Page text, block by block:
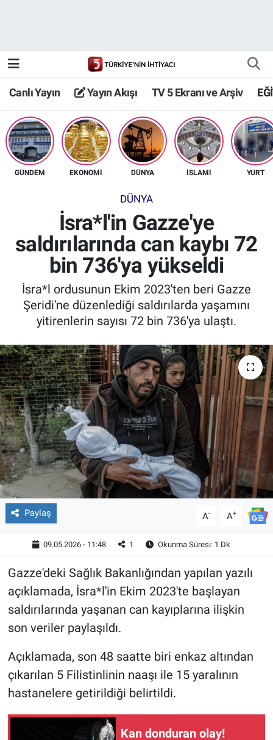
Canlı Yayın Yayın Akışı TV 5 Ekranı ve Arşiv
GÜNDEM EKONOMİ DÜNYA İSLAMİ YURT
DÜNYA
İsra*l'in Gazze'ye
saldırılarında can kaybı 72
bin 736'ya yükseldi
İsra*l ordusunun Ekim 2023'ten beri Gazze
Şeridi'ne düzenlediği saldırılarda yaşamını
yitirenlerin sayısı 72 bin 736'ya ulaştı.
Paylaş A- A+
09.05.2026 - 11:48 1 Okunma Süresi: 1 Dk
Gazze'deki Sağlık Bakanlığından yapılan yazılı
açıklamada, İsra*l'in Ekim 2023'te başlayan
saldırılarında yaşanan can kayıplarına ilişkin
son veriler paylaşıldı.
Açıklamada, son 48 saatte biri enkaz altından
çıkarılan 5 Filistinlinin naaşı ile 15 yaralının
hastanelere getirildiği belirtildi.
Kan donduran olay!
TV 5 Ekranı ve Arşiv